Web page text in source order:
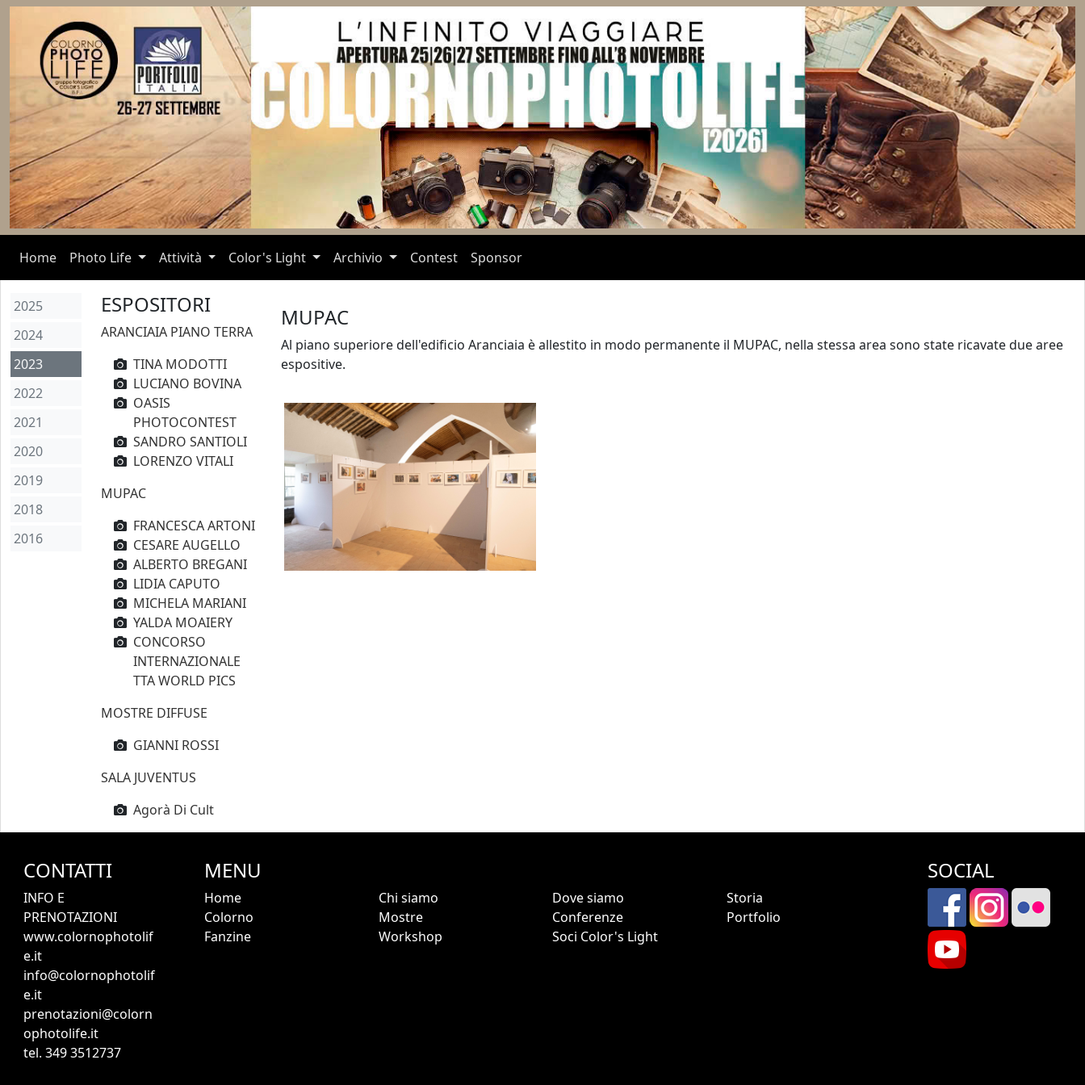
Home(current)
Photo Life Attività Color's Light Archivio Contest Sponsor
2025
2024
2023
2022
2021
2020
2019
2018
2016
ESPOSITORI
ARANCIAIA PIANO TERRA
TINA MODOTTI
LUCIANO BOVINA
OASIS
PHOTOCONTEST
SANDRO SANTIOLI
LORENZO VITALI
MUPAC
FRANCESCA ARTONI
CESARE AUGELLO
ALBERTO BREGANI
LIDIA CAPUTO
MICHELA MARIANI
YALDA MOAIERY
CONCORSO
INTERNAZIONALE
TTA WORLD PICS
MOSTRE DIFFUSE
GIANNI ROSSI
SALA JUVENTUS
Agorà Di Cult
MUPAC
Al piano superiore dell'edificio Aranciaia è allestito in modo permanente il MUPAC, nella stessa area sono state ricavate due aree
espositive.
CONTATTI
INFO E
PRENOTAZIONI
www.colornophotolif
e.it
info@colornophotolif
e.it
prenotazioni@colorn
ophotolife.it
tel. 349 3512737
MENU
Home Chi siamo Dove siamo
Storia
Colorno
Mostre Conferenze
Portfolio
Fanzine
Workshop Soci Color's Light
SOCIAL